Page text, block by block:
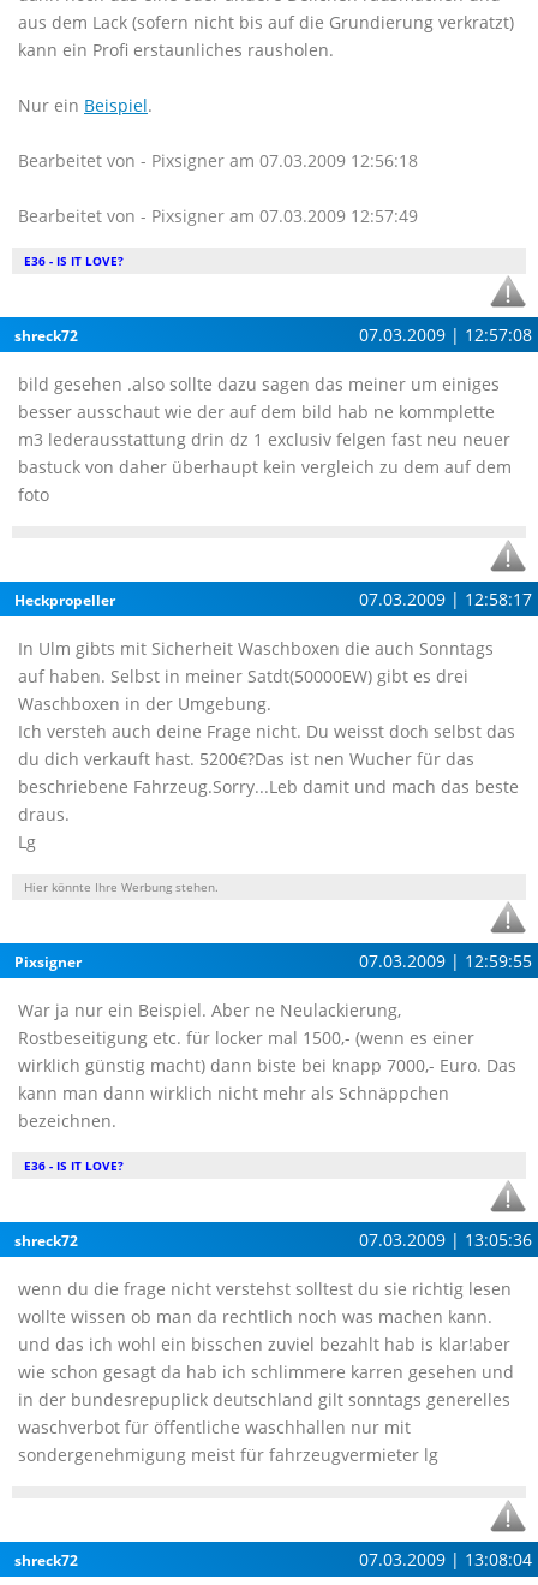
aus dem Lack (sofern nicht bis auf die Grundierung verkratzt)
kann ein Profi erstaunliches rausholen.
Nur ein Beispiel.
Bearbeitet von - Pixsigner am 07.03.2009 12:56:18
Bearbeitet von - Pixsigner am 07.03.2009 12:57:49
E36 - IS IT LOVE?
shreck72 07.03.2009 | 12:57:08
bild gesehen .also sollte dazu sagen das meiner um einiges
besser ausschaut wie der auf dem bild hab ne kommplette
m3 lederausstattung drin dz 1 exclusiv felgen fast neu neuer
bastuck von daher überhaupt kein vergleich zu dem auf dem
foto
Heckpropeller 07.03.2009 | 12:58:17
In Ulm gibts mit Sicherheit Waschboxen die auch Sonntags
auf haben. Selbst in meiner Satdt(50000EW) gibt es drei
Waschboxen in der Umgebung.
Ich versteh auch deine Frage nicht. Du weisst doch selbst das
du dich verkauft hast. 5200€?Das ist nen Wucher für das
beschriebene Fahrzeug.Sorry...Leb damit und mach das beste
draus.
Lg
Hier könnte Ihre Werbung stehen.
Pixsigner 07.03.2009 | 12:59:55
War ja nur ein Beispiel. Aber ne Neulackierung,
Rostbeseitigung etc. für locker mal 1500,- (wenn es einer
wirklich günstig macht) dann biste bei knapp 7000,- Euro. Das
kann man dann wirklich nicht mehr als Schnäppchen
bezeichnen.
E36 - IS IT LOVE?
shreck72 07.03.2009 | 13:05:36
wenn du die frage nicht verstehst solltest du sie richtig lesen
wollte wissen ob man da rechtlich noch was machen kann.
und das ich wohl ein bisschen zuviel bezahlt hab is klar!aber
wie schon gesagt da hab ich schlimmere karren gesehen und
in der bundesrepuplick deutschland gilt sonntags generelles
waschverbot für öffentliche waschhallen nur mit
sondergenehmigung meist für fahrzeugvermieter lg
shreck72 07.03.2009 | 13:08:04